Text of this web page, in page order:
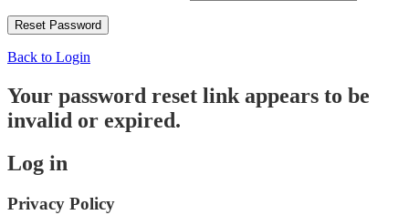
Back to Login
Your password reset link appears to be
invalid or expired.
Log in
Privacy Policy